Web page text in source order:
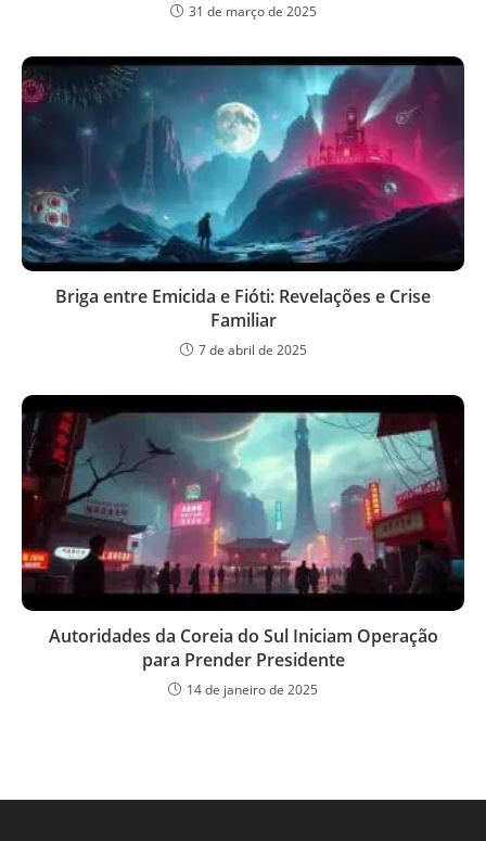
31 de março de 2025
Briga entre Emicida e Fióti: Revelações e Crise
Familiar
7 de abril de 2025
Autoridades da Coreia do Sul Iniciam Operação
para Prender Presidente
14 de janeiro de 2025